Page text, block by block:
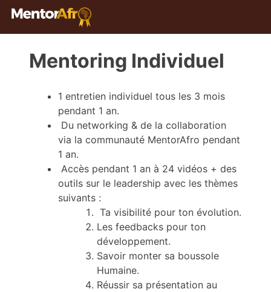
Mentoring Individuel
1 entretien individuel tous les 3 mois
pendant 1 an.
Du networking & de la collaboration
via la communauté MentorAfro pendant
1 an.
Accès pendant 1 an à 24 vidéos + des
outils sur le leadership avec les thèmes
suivants :
Ta visibilité pour ton évolution.
Les feedbacks pour ton
développement.
Savoir monter sa boussole
Humaine.
Réussir sa présentation au